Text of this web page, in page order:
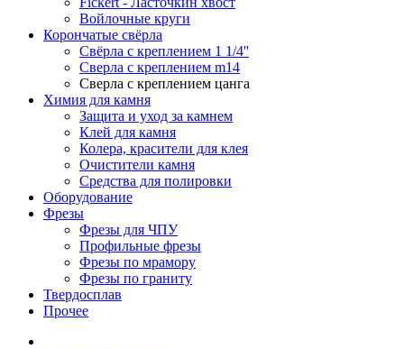
Войлочные круги
Корончатые свёрла
Свёрла с креплением 1 1/4''
Сверла с креплением m14
Сверла с креплением цанга
Химия для камня
Защита и уход за камнем
Клей для камня
Колера, красители для клея
Очистители камня
Средства для полировки
Оборудование
Фрезы
Фрезы для ЧПУ
Профильные фрезы
Фрезы по мрамору
Фрезы по граниту
Твердосплав
Прочее